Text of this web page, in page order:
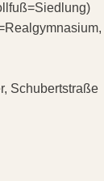
Schubertstraße